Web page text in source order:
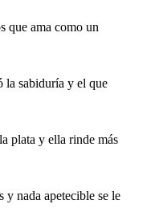
que ama como un
la sabiduría y el que
plata y ella rinde más
y nada apetecible se le